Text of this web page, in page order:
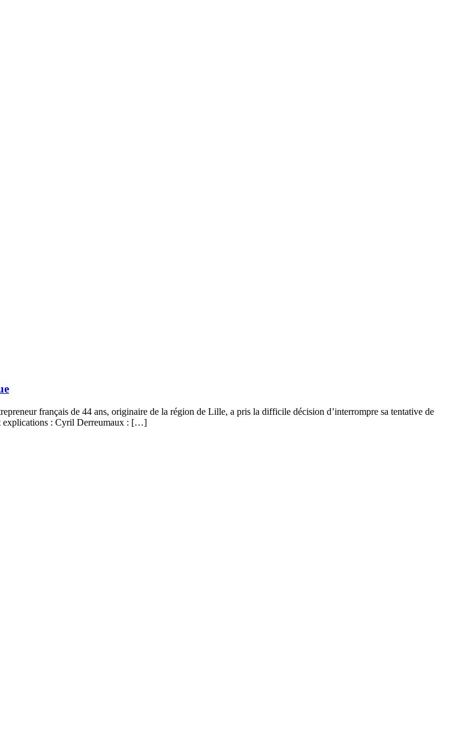
français de 44 ans, originaire de la région de Lille, a pris la difficile décision d’interrompre sa tentative de
explications : Cyril Derreumaux : […]